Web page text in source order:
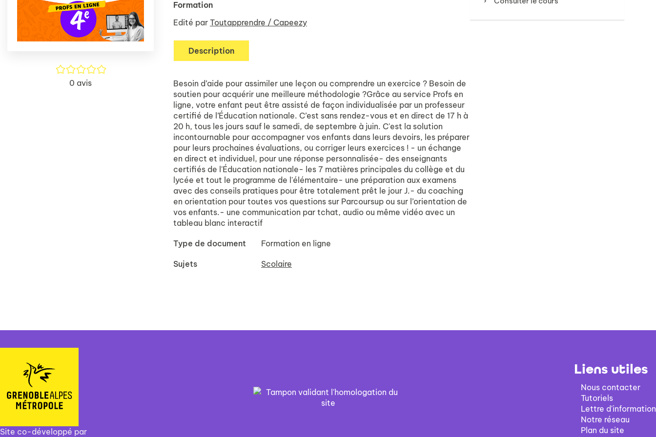
/5
0 avis
Formation
Edité par Toutapprendre / Capeezy
Description
Besoin d’aide pour assimiler une leçon ou comprendre un exercice ? Besoin de
soutien pour acquérir une meilleure méthodologie ?Grâce au service Profs en
ligne, votre enfant peut être assisté de façon individualisée par un professeur
certifié de l’Éducation nationale. C’est sans rendez-vous et en direct de 17 h à
20 h, tous les jours sauf le samedi, de septembre à juin. C'est la solution
incontournable pour accompagner vos enfants dans leurs devoirs, les préparer
pour leurs prochaines évaluations, ou corriger leurs exercices ! - un échange
en direct et individuel, pour une réponse personnalisée- des enseignants
certifiés de l'Éducation nationale- les 7 matières principales du collège et du
lycée et tout le programme de l'élémentaire- une préparation aux examens
avec des conseils pratiques pour être totalement prêt le jour J.- du coaching
en orientation pour toutes vos questions sur Parcoursup ou sur l’orientation de
vos enfants.- une communication par tchat, audio ou même vidéo avec un
tableau blanc interactif
Type de document Formation en ligne
Sujets Scolaire
Site co-développé par
Liens utiles
Nous contacter
Tutoriels
Lettre d'information
Notre réseau
Plan du site